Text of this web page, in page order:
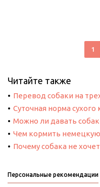
1
Читайте также
Перевод собаки на
Суточная норма сухого
Можно ли давать
Чем кормить
Почему собака не
Персональные рекомендации